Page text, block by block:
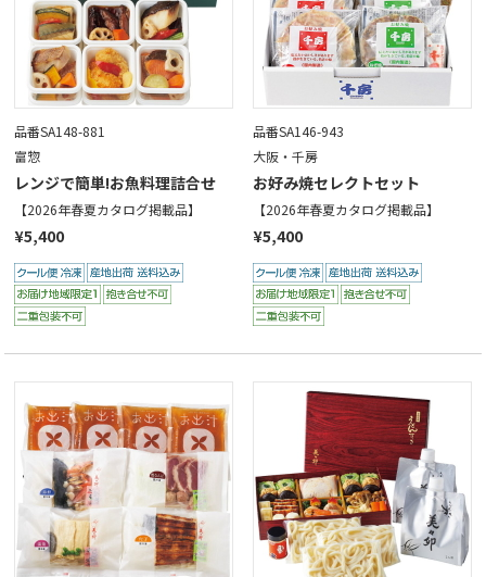
品番SA148-881
富惣
レンジで簡単!お魚料理詰合せ
【2026年春夏カタログ掲載品】
¥5,400
品番SA146-943
大阪・千房
お好み焼セレクトセット
【2026年春夏カタログ掲載品】
¥5,400